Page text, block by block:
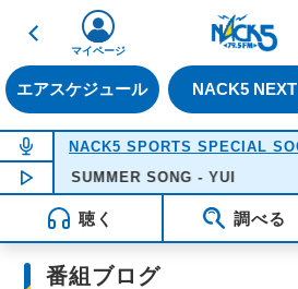
戻る
エアスケジュール NACK5 NEXT
マイページ
NOW ON AIR
NOW PLAYING18:05
SUMMER SONG - YUI
聴く 調べる
番組ブログ